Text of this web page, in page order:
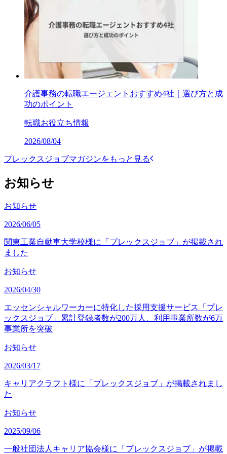
介護事務の転職エージェントおすすめ4社｜選び方と成
功のポイント
転職お役立ち情報
2026/08/04
プレックスジョブマガジンをもっと見る
お知らせ
お知らせ
2026/06/05
関東工業自動車大学校様に「プレックスジョブ」が掲載され
ました
お知らせ
2026/04/30
エッセンシャルワーカーに特化した採用支援サービス「プレ
ックスジョブ」累計登録者数が200万人、利用事業所数が6万
事業所を突破
お知らせ
2026/03/17
キャリアクラフト様に「プレックスジョブ」が掲載されまし
た
お知らせ
2025/09/06
一般社団法人キャリア協会様に「プレックスジョブ」が掲載